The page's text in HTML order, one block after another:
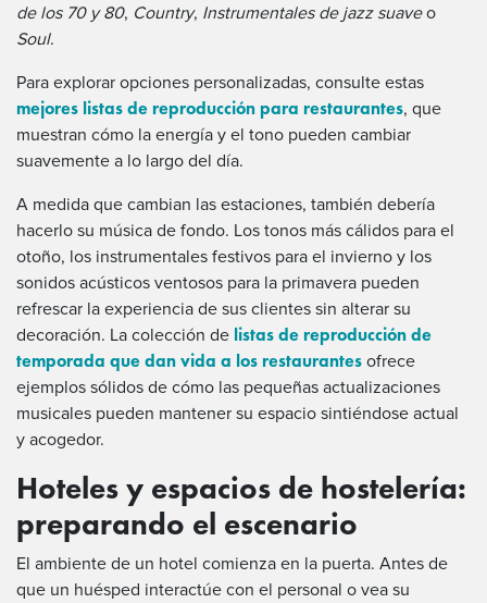
de los 70 y 80, Country, Instrumentales de jazz suaveo
Soul.
Para explorar opciones personalizadas, consulte estas
mejores listas de reproducción para restaurantes, que
muestran cómo la energía y el tono pueden cambiar
suavemente a lo largo del día.
A medida que cambian las estaciones, también debería
hacerlo su música de fondo. Los tonos más cálidos para el
otoño, los instrumentales festivos para el invierno y los
sonidos acústicos ventosos para la primavera pueden
refrescar la experiencia de sus clientes sin alterar su
decoración. La colección de listas de reproducción de
temporada que dan vida a los restaurantes ofrece
ejemplos sólidos de cómo las pequeñas actualizaciones
musicales pueden mantener su espacio sintiéndose actual
y acogedor.
Hoteles y espacios de hostelería:
preparando el escenario
El ambiente de un hotel comienza en la puerta. Antes de
que un huésped interactúe con el personal o vea su